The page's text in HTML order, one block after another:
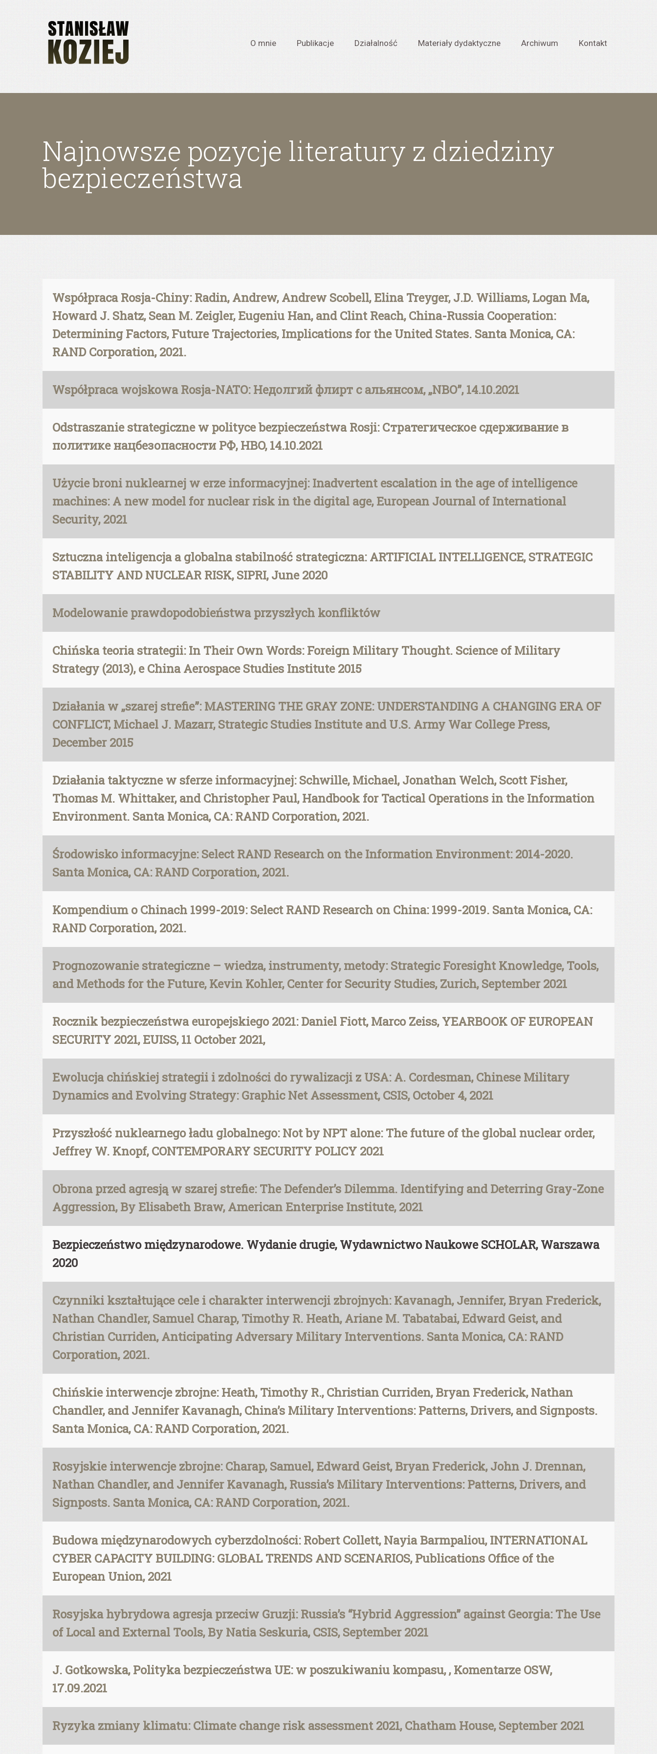
O mnie Publikacje Działalność Materiały dydaktyczne Archiwum Kontakt
Najnowsze pozycje literatury z dziedziny
bezpieczeństwa
Współpraca Rosja-Chiny: Radin, Andrew, Andrew Scobell, Elina Treyger, J.D. Williams, Logan Ma,
Howard J. Shatz, Sean M. Zeigler, Eugeniu Han, and Clint Reach, China-Russia Cooperation:
Determining Factors, Future Trajectories, Implications for the United States. Santa Monica, CA:
RAND Corporation, 2021.
Współpraca wojskowa Rosja-NATO: Недолгий флирт с альянсом, „NBO”, 14.10.2021
Odstraszanie strategiczne w polityce bezpieczeństwa Rosji: Стратегическое сдерживание в
политике нацбезопасности РФ, HBO, 14.10.2021
Użycie broni nuklearnej w erze informacyjnej: Inadvertent escalation in the age of intelligence
machines: A new model for nuclear risk in the digital age, European Journal of International
Security, 2021
Sztuczna inteligencja a globalna stabilność strategiczna: ARTIFICIAL INTELLIGENCE, STRATEGIC
STABILITY AND NUCLEAR RISK, SIPRI, June 2020
Modelowanie prawdopodobieństwa przyszłych konfliktów
Chińska teoria strategii: In Their Own Words: Foreign Military Thought. Science of Military
Strategy (2013), e China Aerospace Studies Institute 2015
Działania w „szarej strefie”: MASTERING THE GRAY ZONE: UNDERSTANDING A CHANGING ERA OF
CONFLICT, Michael J. Mazarr, Strategic Studies Institute and U.S. Army War College Press,
December 2015
Działania taktyczne w sferze informacyjnej: Schwille, Michael, Jonathan Welch, Scott Fisher,
Thomas M. Whittaker, and Christopher Paul, Handbook for Tactical Operations in the Information
Environment. Santa Monica, CA: RAND Corporation, 2021.
Środowisko informacyjne: Select RAND Research on the Information Environment: 2014-2020.
Santa Monica, CA: RAND Corporation, 2021.
Kompendium o Chinach 1999-2019: Select RAND Research on China: 1999-2019. Santa Monica, CA:
RAND Corporation, 2021.
Prognozowanie strategiczne – wiedza, instrumenty, metody: Strategic Foresight Knowledge, Tools,
and Methods for the Future, Kevin Kohler, Center for Security Studies, Zurich, September 2021
Rocznik bezpieczeństwa europejskiego 2021: Daniel Fiott, Marco Zeiss, YEARBOOK OF EUROPEAN
SECURITY 2021, EUISS, 11 October 2021,
Ewolucja chińskiej strategii i zdolności do rywalizacji z USA: A. Cordesman, Chinese Military
Dynamics and Evolving Strategy: Graphic Net Assessment, CSIS, October 4, 2021
Przyszłość nuklearnego ładu globalnego: Not by NPT alone: The future of the global nuclear order,
Jeffrey W. Knopf, CONTEMPORARY SECURITY POLICY 2021
Obrona przed agresją w szarej strefie: The Defender’s Dilemma. Identifying and Deterring Gray-Zone
Aggression, By Elisabeth Braw, American Enterprise Institute, 2021
Bezpieczeństwo międzynarodowe. Wydanie drugie, Wydawnictwo Naukowe SCHOLAR, Warszawa
2020
Czynniki kształtujące cele i charakter interwencji zbrojnych: Kavanagh, Jennifer, Bryan Frederick,
Nathan Chandler, Samuel Charap, Timothy R. Heath, Ariane M. Tabatabai, Edward Geist, and
Christian Curriden, Anticipating Adversary Military Interventions. Santa Monica, CA: RAND
Corporation, 2021.
Chińskie interwencje zbrojne: Heath, Timothy R., Christian Curriden, Bryan Frederick, Nathan
Chandler, and Jennifer Kavanagh, China’s Military Interventions: Patterns, Drivers, and Signposts.
Santa Monica, CA: RAND Corporation, 2021.
Rosyjskie interwencje zbrojne: Charap, Samuel, Edward Geist, Bryan Frederick, John J. Drennan,
Nathan Chandler, and Jennifer Kavanagh, Russia’s Military Interventions: Patterns, Drivers, and
Signposts. Santa Monica, CA: RAND Corporation, 2021.
Budowa międzynarodowych cyberzdolności: Robert Collett, Nayia Barmpaliou, INTERNATIONAL
CYBER CAPACITY BUILDING: GLOBAL TRENDS AND SCENARIOS, Publications Office of the
European Union, 2021
Rosyjska hybrydowa agresja przeciw Gruzji: Russia’s “Hybrid Aggression” against Georgia: The Use
of Local and External Tools, By Natia Seskuria, CSIS, September 2021
J. Gotkowska, Polityka bezpieczeństwa UE: w poszukiwaniu kompasu, , Komentarze OSW,
17.09.2021
Ryzyka zmiany klimatu: Climate change risk assessment 2021, Chatham House, September 2021